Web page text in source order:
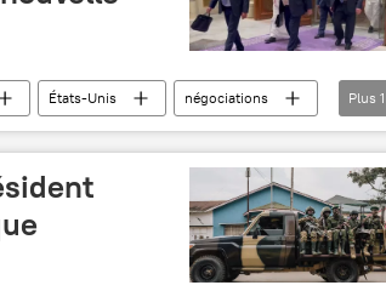
États-Unis
négociations
Plus 1